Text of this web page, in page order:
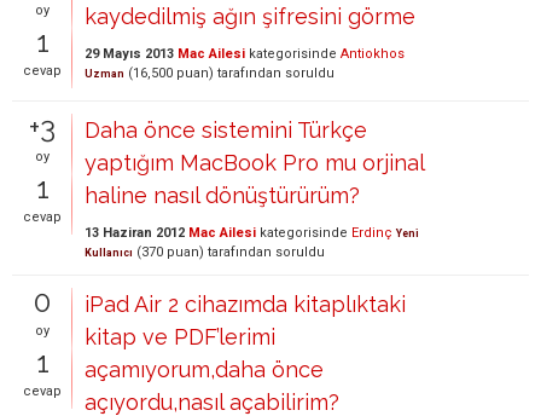
oy
1
cevap
kaydedilmiş ağın şifresini görme
29 Mayıs 2013 Mac Ailesi kategorisinde Antiokhos
Uzman (16,500 puan) tarafından soruldu
+3
oy
1
cevap
Daha önce sistemini Türkçe
yaptığım MacBook Pro mu orjinal
haline nasıl dönüştürürüm?
13 Haziran 2012 Mac Ailesi kategorisinde Erdinç Yeni
Kullanıcı (370 puan) tarafından soruldu
0
oy
1
cevap
iPad Air 2 cihazımda kitaplıktaki
kitap ve PDF’lerimi
açamıyorum,daha önce
açıyordu,nasıl açabilirim?